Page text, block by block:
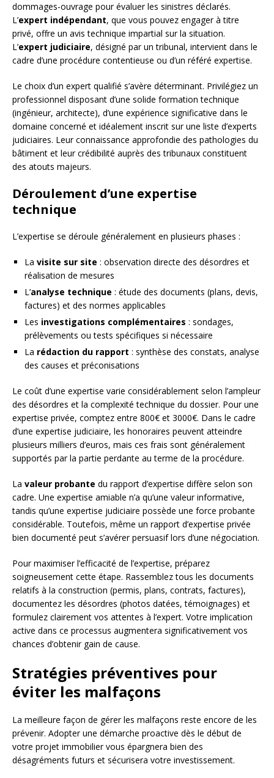
dommages-ouvrage pour évaluer les sinistres déclarés.
L’expert indépendant, que vous pouvez engager à titre
privé, offre un avis technique impartial sur la situation.
L’expert judiciaire, désigné par un tribunal, intervient dans le
cadre d’une procédure contentieuse ou d’un référé expertise.
Le choix d’un expert qualifié s’avère déterminant. Privilégiez un
professionnel disposant d’une solide formation technique
(ingénieur, architecte), d’une expérience significative dans le
domaine concerné et idéalement inscrit sur une liste d’experts
judiciaires. Leur connaissance approfondie des pathologies du
bâtiment et leur crédibilité auprès des tribunaux constituent
des atouts majeurs.
Déroulement d’une expertise
technique
L’expertise se déroule généralement en plusieurs phases :
La visite sur site : observation directe des désordres et
réalisation de mesures
L’analyse technique : étude des documents (plans, devis,
factures) et des normes applicables
Les investigations complémentaires : sondages,
prélèvements ou tests spécifiques si nécessaire
La rédaction du rapport : synthèse des constats, analyse
des causes et préconisations
Le coût d’une expertise varie considérablement selon l’ampleur
des désordres et la complexité technique du dossier. Pour une
expertise privée, comptez entre 800€ et 3000€. Dans le cadre
d’une expertise judiciaire, les honoraires peuvent atteindre
plusieurs milliers d’euros, mais ces frais sont généralement
supportés par la partie perdante au terme de la procédure.
La valeur probante du rapport d’expertise diffère selon son
cadre. Une expertise amiable n’a qu’une valeur informative,
tandis qu’une expertise judiciaire possède une force probante
considérable. Toutefois, même un rapport d’expertise privée
bien documenté peut s’avérer persuasif lors d’une négociation.
Pour maximiser l’efficacité de l’expertise, préparez
soigneusement cette étape. Rassemblez tous les documents
relatifs à la construction (permis, plans, contrats, factures),
documentez les désordres (photos datées, témoignages) et
formulez clairement vos attentes à l’expert. Votre implication
active dans ce processus augmentera significativement vos
chances d’obtenir gain de cause.
Stratégies préventives pour
éviter les malfaçons
La meilleure façon de gérer les malfaçons reste encore de les
prévenir. Adopter une démarche proactive dès le début de
votre projet immobilier vous épargnera bien des
désagréments futurs et sécurisera votre investissement.